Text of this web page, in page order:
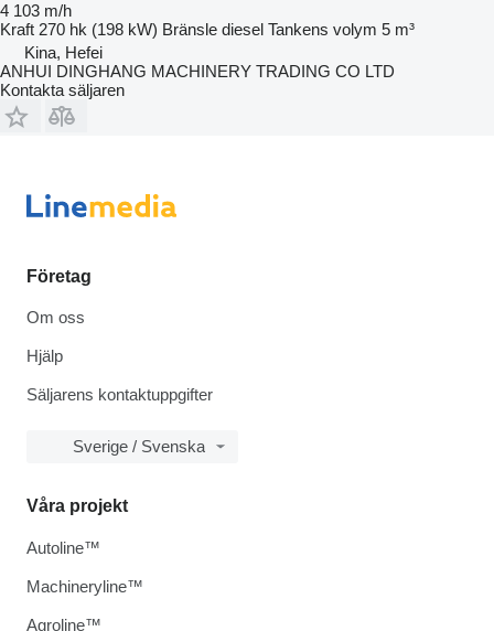
4 103 m/h
Kraft 270 hk (198 kW) Bränsle diesel Tankens volym 5 m³
Kina, Hefei
ANHUI DINGHANG MACHINERY TRADING CO LTD
Kontakta säljaren
Företag
Om oss
Hjälp
Säljarens kontaktuppgifter
Sverige / Svenska
Våra projekt
Autoline™
Machineryline™
Agroline™